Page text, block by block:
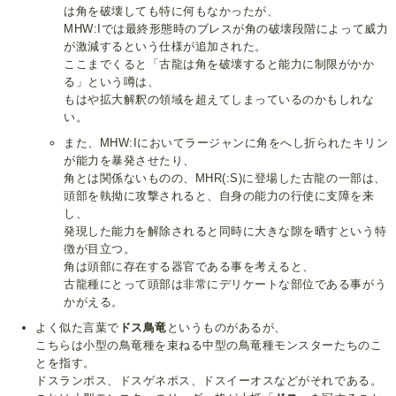
は角を破壊しても特に何もなかったが、
MHW:Iでは最終形態時のブレスが角の破壊段階によって威力
が激減するという仕様が追加された。
ここまでくると「古龍は角を破壊すると能力に制限がかか
る」という噂は、
もはや拡大解釈の領域を超えてしまっているのかもしれな
い。
また、MHW:Iにおいてラージャンに角をへし折られたキリン
が能力を暴発させたり、
角とは関係ないものの、MHR(:S)に登場した古龍の一部は、
頭部を執拗に攻撃されると、自身の能力の行使に支障を来
し、
発現した能力を解除されると同時に大きな隙を晒すという特
徴が目立つ。
角は頭部に存在する器官である事を考えると、
古龍種にとって頭部は非常にデリケートな部位である事がう
かがえる。
よく似た言葉で ドス鳥竜 というものがあるが、
こちらは小型の鳥竜種を束ねる中型の鳥竜種モンスターたちのこ
とを指す。
ドスランポス、ドスゲネポス、ドスイーオスなどがそれである。